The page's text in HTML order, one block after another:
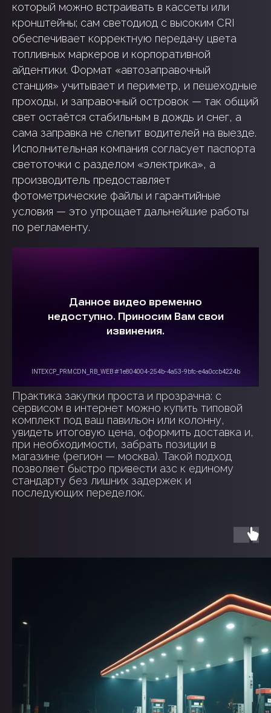
который можно встраивать в кассеты или
кронштейны; сам светодиод с высоким CRI
обеспечивает корректную передачу цвета
топливных маркеров и корпоративной
айдентики. Формат «автозаправочный
станция» учитывает и периметр, и пешеходные
проходы, и заправочный островок — так общий
свет остаётся стабильным в дождь и снег, а
сама заправка не слепит водителей на выезде.
Исполнительная компания согласует паспорта
светоточки с разделом «электрика», а
производитель предоставляет
фотометрические файлы и гарантийные
условия — это упрощает дальнейшие работы
по регламенту.
Практика закупки проста и прозрачна: с
сервисом в интернет можно купить типовой
комплект под ваш павильон или колонну,
увидеть итоговую цена, оформить доставка и,
при необходимости, забрать позиции в
магазине (регион — москва). Такой подход
позволяет быстро привести азс к единому
стандарту без лишних задержек и
последующих переделок.